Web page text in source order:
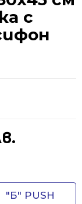
с
"Б" PUSH